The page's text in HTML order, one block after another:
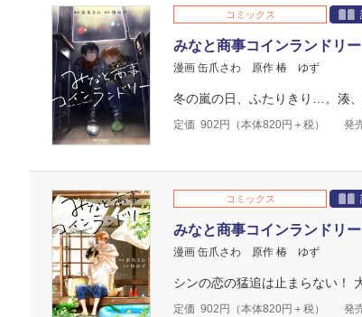
コミックス
みなと商事コインランドリ
漫画 缶爪さわ 原作 椿 ゆず
冬の嵐の日、ふたりきり…。湊
定価 902 円（本体820円＋税） 発
コミックス
みなと商事コインランドリ
漫画 缶爪さわ 原作 椿 ゆず
シンの恋の猛追は止まらない！
定価 902 円（本体820円＋税） 発